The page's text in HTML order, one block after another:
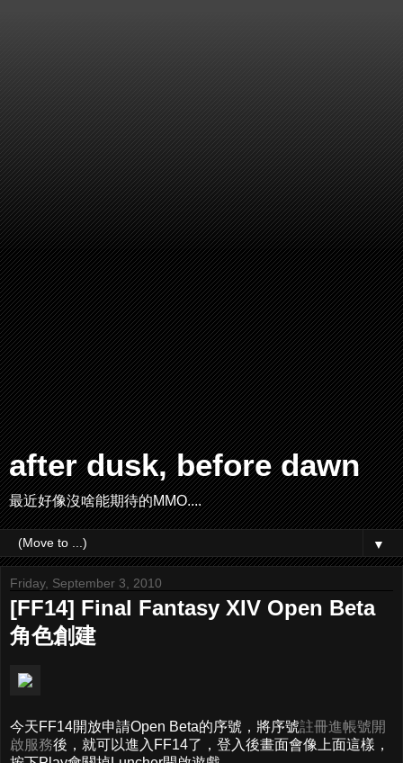
after dusk, before dawn
最近好像沒啥能期待的MMO....
▼
Friday, September 3, 2010
[FF14] Final Fantasy XIV Open Beta
角色創建
今天FF14開放申請Open Beta的序號，將序號註冊進帳號開
啟服務後，就可以進入FF14了，登入後畫面會像上面這樣，